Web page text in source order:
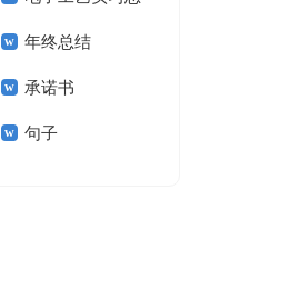
结15篇年终总结
承诺书
句子